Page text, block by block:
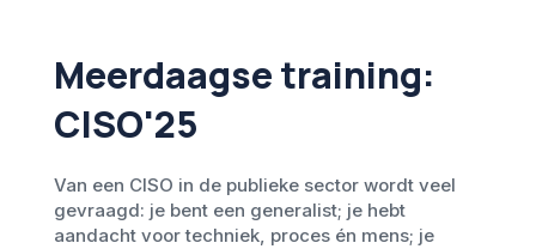
Meerdaagse training:
CISO'25
Van een CISO in de publieke sector wordt veel
gevraagd: je bent een generalist; je hebt
aandacht voor techniek, proces én mens; je